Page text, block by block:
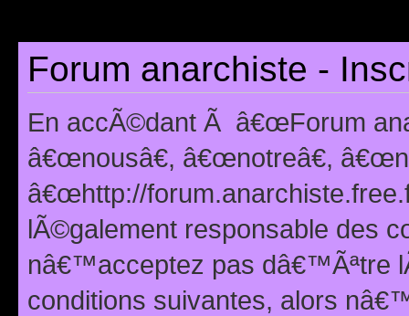
Forum anarchiste -
En accÃ©dant Ã â€œForum
â€œnousâ€, â€œnotreâ€,
â€œhttp://
lÃ©galement responsable des
nâ€™acceptez pas dâ€™Ãªtre
conditions suivantes, alors